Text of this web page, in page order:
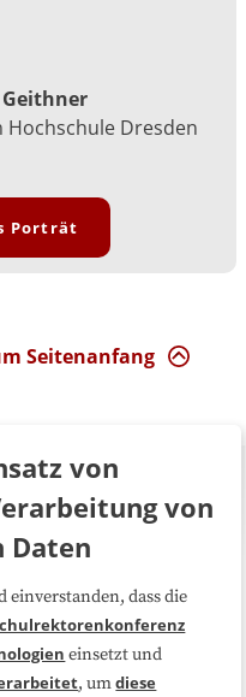
Hochschule Dresden
Porträt
Seitenanfang
von
von
Daten
einverstanden, dass die
einsetzt und
, umdiese